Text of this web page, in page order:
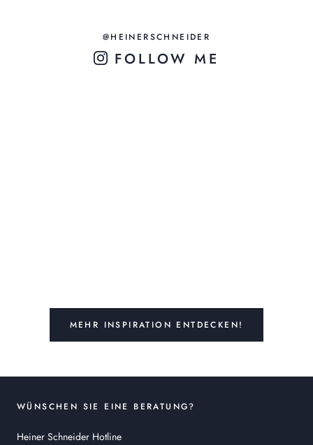
@HEINERSCHNEIDER
FOLLOW ME
MEHR INSPIRATION ENTDECKEN!
WÜNSCHEN SIE EINE BERATUNG?
Heiner Schneider Hotline